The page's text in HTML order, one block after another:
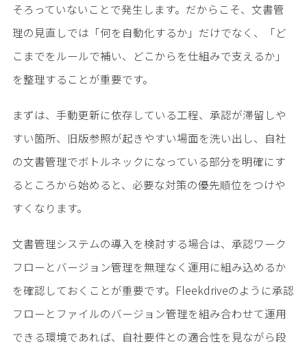
そろっていないことで発生します。だからこそ、文書管
理の見直しでは「何を自動化するか」だけでなく、「ど
こまでをルールで補い、どこからを仕組みで支えるか」
を整理することが重要です。
まずは、手動更新に依存している工程、承認が滞留しや
すい箇所、旧版参照が起きやすい場面を洗い出し、自社
の文書管理でボトルネックになっている部分を明確にす
るところから始めると、必要な対策の優先順位をつけや
すくなります。
文書管理システムの導入を検討する場合は、承認ワーク
フローとバージョン管理を無理なく運用に組み込めるか
を確認しておくことが重要です。Fleekdriveのように承認
フローとファイルのバージョン管理を組み合わせて運用
できる環境であれば、自社要件との適合性を見ながら段